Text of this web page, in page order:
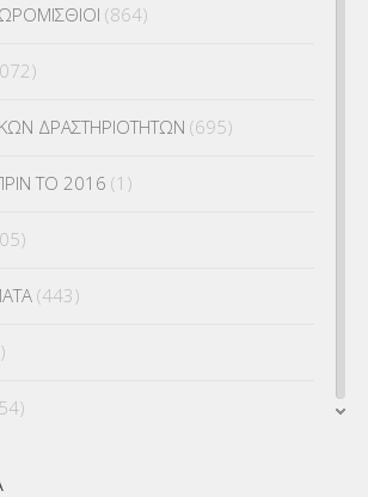
(864)
ΔΡΑΣΤΗΡΙΟΤΗΤΩΝ (695)
ΤΟ 2016 (1)
(443)